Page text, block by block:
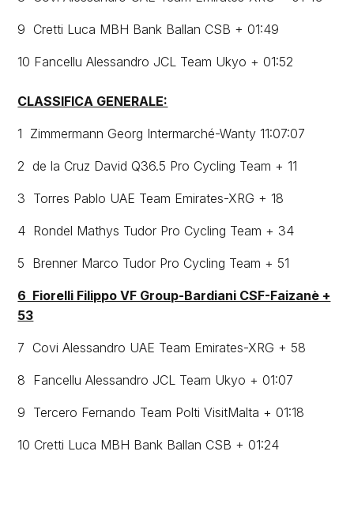
9 Cretti Luca MBH Bank Ballan CSB + 01:49
10 Fancellu Alessandro JCL Team Ukyo + 01:52
CLASSIFICA GENERALE:
1 Zimmermann Georg Intermarché-Wanty 11:07:07
2 de la Cruz David Q36.5 Pro Cycling Team + 11
3 Torres Pablo UAE Team Emirates-XRG + 18
4 Rondel Mathys Tudor Pro Cycling Team + 34
5 Brenner Marco Tudor Pro Cycling Team + 51
6 Fiorelli Filippo VF Group-Bardiani CSF-Faizanè +
53
7 Covi Alessandro UAE Team Emirates-XRG + 58
8 Fancellu Alessandro JCL Team Ukyo + 01:07
9 Tercero Fernando Team Polti VisitMalta + 01:18
10 Cretti Luca MBH Bank Ballan CSB + 01:24